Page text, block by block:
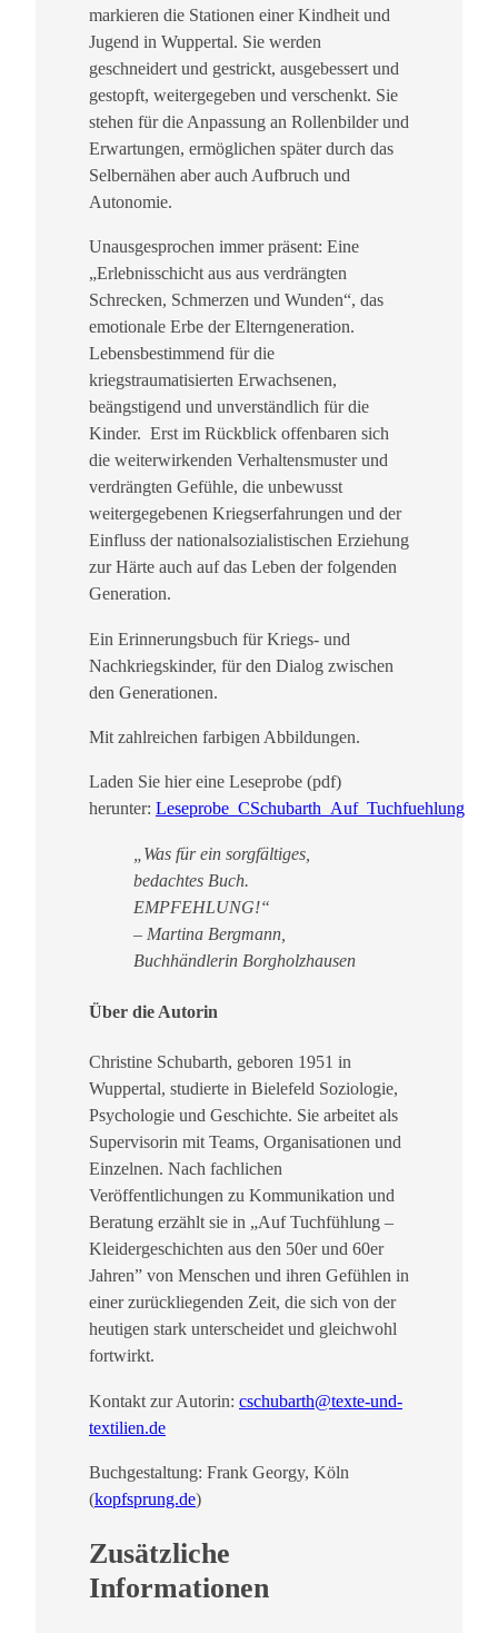
g
K
e
i
d
r
g
e
s
c
h
i
c
h
t
e
n
a
u
d
e
n
5
e
r
J
h
e
n
M
e
n
g
e
markieren die Stationen einer Kindheit und
Jugend in Wuppertal. Sie werden
geschneidert und gestrickt, ausgebessert und
gestopft, weitergegeben und verschenkt. Sie
stehen für die Anpassung an Rollenbilder und
Erwartungen, ermöglichen später durch das
Selbernähen aber auch Aufbruch und
Autonomie.
Unausgesprochen immer präsent: Eine
„Erlebnisschicht aus aus verdrängten
Schrecken, Schmerzen und Wunden“, das
emotionale Erbe der Elterngeneration.
Lebensbestimmend für die
kriegstraumatisierten Erwachsenen,
beängstigend und unverständlich für die
Kinder. Erst im Rückblick offenbaren sich
die weiterwirkenden Verhaltensmuster und
verdrängten Gefühle, die unbewusst
weitergegebenen Kriegserfahrungen und der
Einfluss der nationalsozialistischen Erziehung
zur Härte auch auf das Leben der folgenden
Generation.
Ein Erinnerungsbuch für Kriegs- und
Nachkriegskinder, für den Dialog zwischen
den Generationen.
Mit zahlreichen farbigen Abbildungen.
Laden Sie hier eine Leseprobe (pdf)
herunter: Leseprobe_CSchubarth_Auf_Tuchfuehlung
„Was für ein sorgfältiges,
bedachtes Buch.
EMPFEHLUNG!“
– Martina Bergmann,
Buchhändlerin Borgholzhausen
Über die Autorin
Christine Schubarth, geboren 1951 in
Wuppertal, studierte in Bielefeld Soziologie,
Psychologie und Geschichte. Sie arbeitet als
Supervisorin mit Teams, Organisationen und
Einzelnen. Nach fachlichen
Veröffentlichungen zu Kommunikation und
Beratung erzählt sie in „Auf Tuchfühlung –
Kleidergeschichten aus den 50er und 60er
Jahren” von Menschen und ihren Gefühlen in
einer zurückliegenden Zeit, die sich von der
heutigen stark unterscheidet und gleichwohl
fortwirkt.
Kontakt zur Autorin: cschubarth@texte-und-
textilien.de
Buchgestaltung: Frank Georgy, Köln
(kopfsprung.de)
Zusätzliche
Informationen